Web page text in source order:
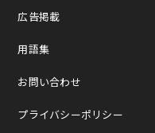
広告掲載
用語集
お問い合わせ
プライバシーポリシー